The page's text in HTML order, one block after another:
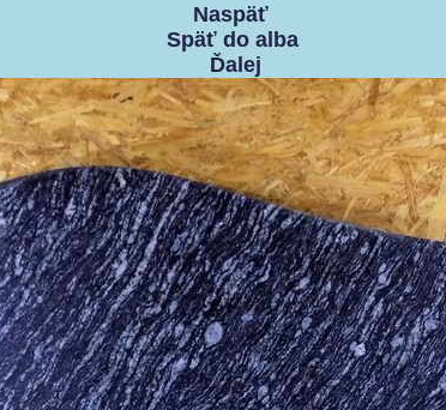
Naspäť
Späť do alba
Ďalej